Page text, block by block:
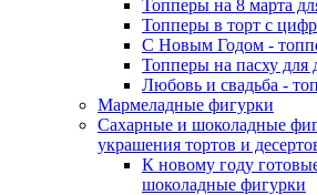
Топперы на 8 марта
Топперы в торт с
С Новым Годом -
Топперы на пасху для
Любовь и свадьба -
Мармеладные фигурки
Сахарные и шоколадные
украшения тортов и
К новому году
шоколадные фигурки